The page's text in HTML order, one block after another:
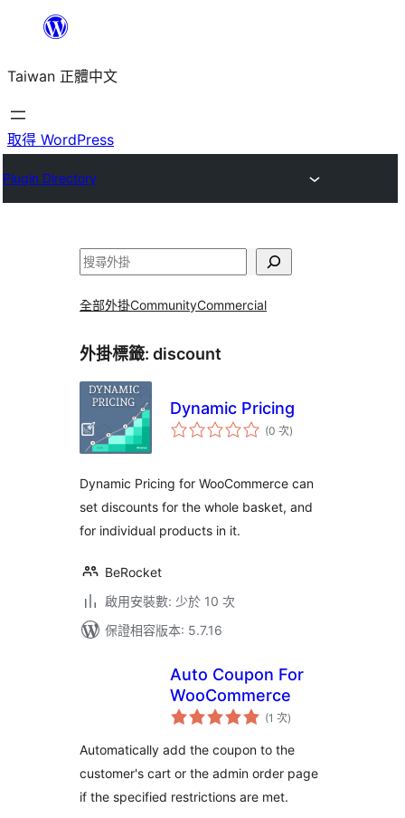
主
要
內
Taiwan 正體中文
取得 WordPress
Plugin Directory
搜
全部外掛CommunityCommercial
外掛標籤: discount
Dynamic Pricing
(0 次評
分)
Dynamic Pricing for WooCommerce can
set discounts for the whole basket, and
for individual products in it.
BeRocket
啟用安裝數: 少於 10 次
保證相容版本: 5.7.16
Auto Coupon For
WooCommerce
(1 次評
分
數
)
Automatically add the coupon to the
customer's cart or the admin order page
if the specified restrictions are met.